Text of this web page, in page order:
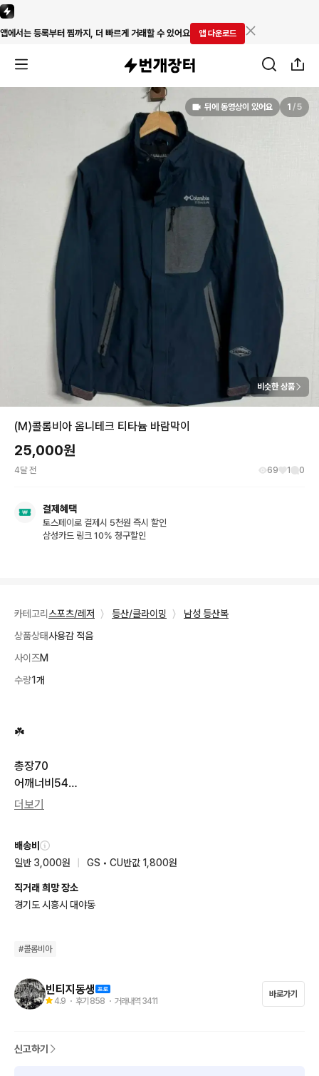
앱에서는 등록부터 찜까지, 더 빠르게 거래할 수 있어요 앱 다운로드
뒤에 동영상이 있어요 1 /5
비슷한 상품
(M)콜롬비아 옴니테크 티타늄 바람막이
25,000원
4달 전 69 1 0
결제혜택
토스페이로 결제시 5천원 즉시 할인
삼성카드 링크 10% 청구할인
카테고리 스포츠/레저 〉 등산/클라이밍 〉
남성 등산복
상품상태사용감 적음
사이즈M
수량1개
☘️
총장70
어깨너비54
가슴단면43
후드x
택배비 3000원추가입니다
옷에하자가있으면 표시하고
간혹 맞는지 안맞는지의 질문에는 정확히말씀드리기가 애매한부
분이며
또한 본 제품들은 빈티지제품이므로 사용감이 있을수 있습니다
더보기
배송비
일반 3,000원
GS • CU반값 1,800원
직거래 희망 장소
경기도 시흥시 대야동
#콜롬비아
빈티지동생
4.9 ・ 후기 858 ・ 거래내역 3411
바로가기
신고하기